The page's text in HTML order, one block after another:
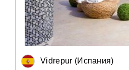
Vidrepur (Испания)